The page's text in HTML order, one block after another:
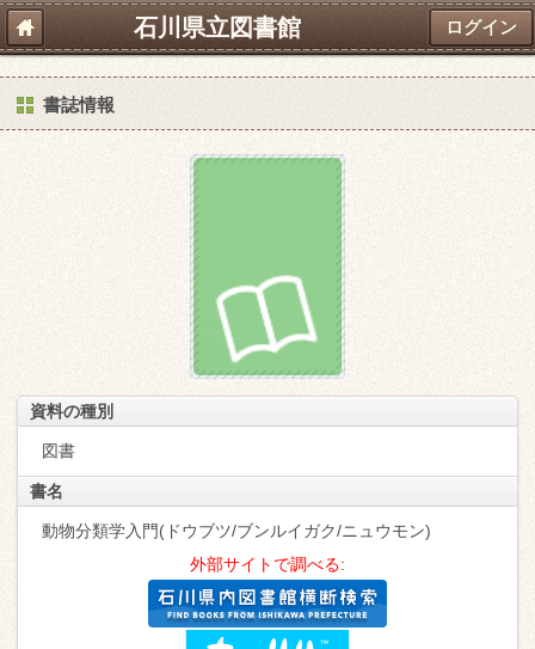
石川県立図書館 ログイン
書誌情報
資料の種別
図書
書名
動物分類学入門(ドウブツ/ブンルイガク/ニュウモン)
外部サイトで調べる: